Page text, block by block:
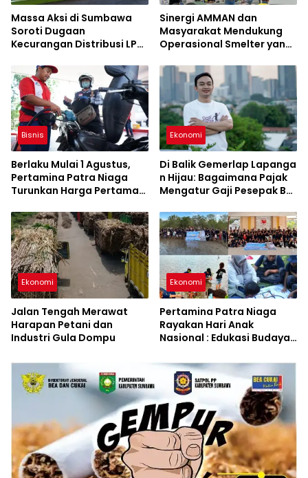
Massa Aksi di Sumbawa
Soroti Dugaan
Kecurangan Distribusi LPG
Fiktif
Sinergi AMMAN dan
Masyarakat Mendukung
Operasional Smelter yang
Bisnis
Berlaku Mulai 1 Agustus,
Pertamina Patra Niaga
Turunkan Harga Pertamax
Ekonomi
Di Balik Gemerlap Lapanga
n Hijau: Bagaimana Pajak
Mengatur Gaji Pesepak Bol
Ekonomi
Jalan Tengah Merawat
Harapan Petani dan
Industri Gula Dompu
Ekonomi
Pertamina Patra Niaga
Rayakan Hari Anak
Nasional : Edukasi Budaya
Lingkungan